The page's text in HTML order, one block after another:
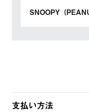
SNOOPY（
支払い方法